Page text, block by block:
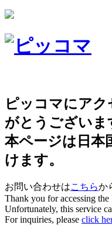
ピッコマにアク
がとうございま
本ページは日本
けます。
お問い合わせはこちらか
Thank you for accessing the
Unfortunately, this service
For inquiries, please click